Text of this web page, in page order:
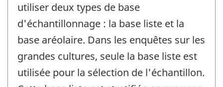
utiliser deux types de base
d'échantillonnage : la base liste et la
base aréolaire. Dans les enquêtes sur les
grandes cultures, seule la base liste est
utilisée pour la sélection de l'échantillon.